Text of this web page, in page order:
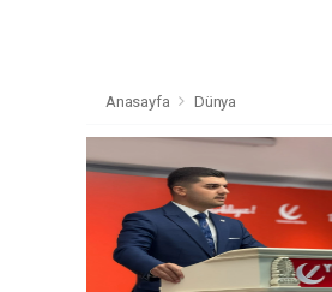
Anasayfa Dünya